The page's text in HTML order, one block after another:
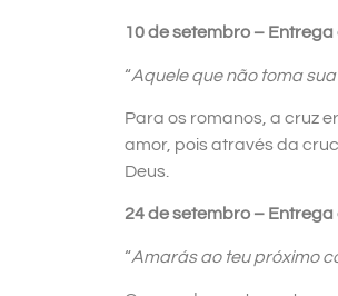
10 de setembro – Entrega
“Aquele que não toma
Para os romanos, a cruz
amor, pois através da
Deus.
24 de setembro –
“Amarás ao teu próximo